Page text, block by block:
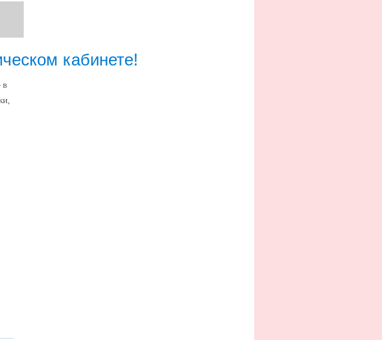
кабинете!
в